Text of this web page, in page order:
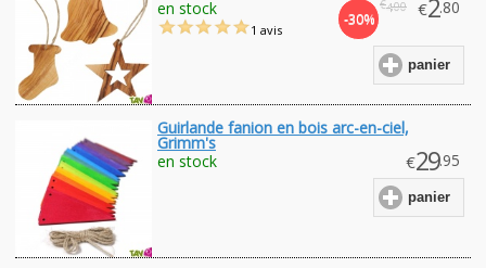
-30%
€4.00 €2.80
en stock
panier
1 avis
Guirlande fanion en bois arc-en-ciel,
Grimm's
€29.95
en stock
panier